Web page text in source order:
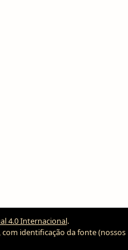
4.0 Internacional.
identificação da fonte (nossos